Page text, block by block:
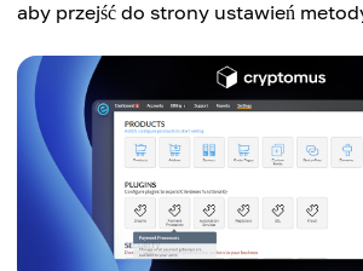
aby przejść do strony ustawień